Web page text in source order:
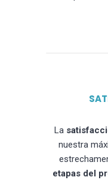
La
nuestra
etapas del